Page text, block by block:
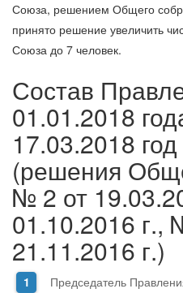
Союза, решением Общего
принято решение увеличить
Союза до 7 человек.
Состав
01.01.2018
17.03.2018
(решения
№ 2 от
01.10.2016 г.,
21.11.2016 г.)
Председатель